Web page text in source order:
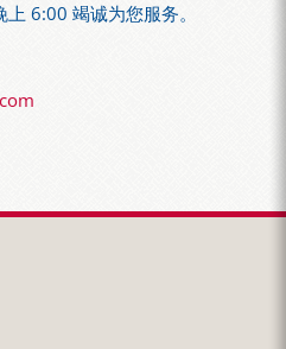
6:00 竭诚为您服务。